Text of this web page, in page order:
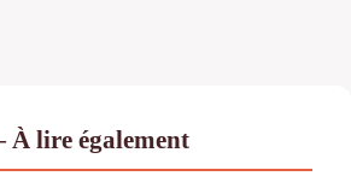
lire également